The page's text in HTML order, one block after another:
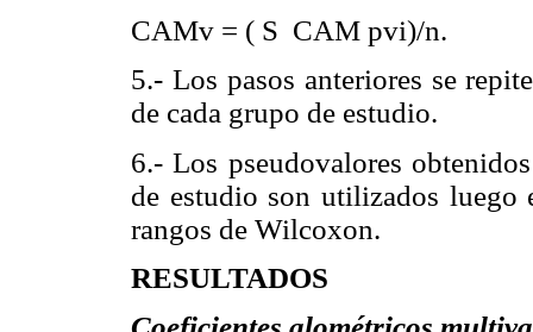
CAMv = ( S CAM pvi)/n.
5.- Los pasos anteriores se
de cada grupo de estudio.
6.- Los pseudovalores
de estudio son utilizados luego
rangos de Wilcoxon.
RESULTADOS